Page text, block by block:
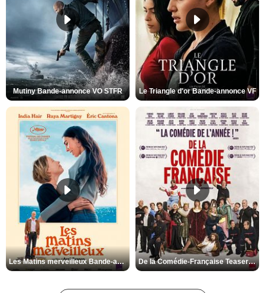
Mutiny Bande-annonce VO STFR Le Triangle d'or Bande-annonce VF
Les Matins merveilleux Bande-annonce VF De la Comédie-Française Teaser VF